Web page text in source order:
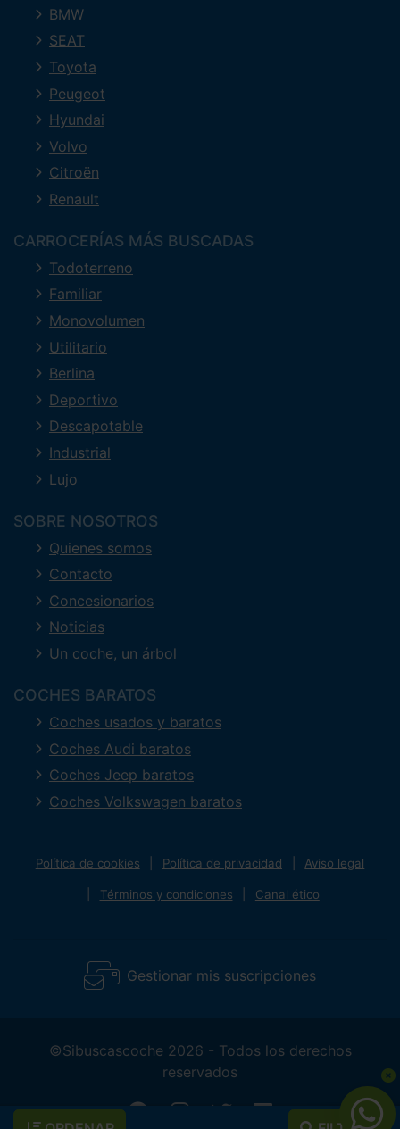
BMW
SEAT
Toyota
Peugeot
Hyundai
Volvo
Citroën
Renault
CARROCERÍAS MÁS BUSCADAS
Todoterreno
Familiar
Monovolumen
Utilitario
Berlina
Deportivo
Descapotable
Industrial
Lujo
SOBRE NOSOTROS
Quienes somos
Contacto
Concesionarios
Noticias
Un coche, un árbol
COCHES BARATOS
Coches usados y baratos
Coches Audi baratos
Coches Jeep baratos
Coches Volkswagen baratos
Política de cookies Política de privacidad Aviso legal
Términos y condiciones Canal ético
Gestionar mis suscripciones
©Sibuscascoche 2026 - Todos los derechos
reservados